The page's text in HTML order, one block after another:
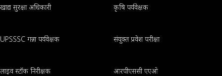
खाद्य सुरक्षा अधिकारी कृषि पर्यवेक्षक
UPSSSC गन्ना पर्यवेक्षक संयुक्त प्रवेश परीक्षा
लाइव स्टॉक निरीक्षक आरपीएससी एएओ